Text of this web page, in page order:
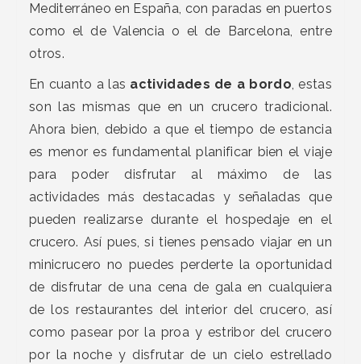
Mediterráneo en España, con paradas en puertos
como el de Valencia o el de Barcelona, entre
otros.
En cuanto a las actividades de a bordo, estas
son las mismas que en un crucero tradicional.
Ahora bien, debido a que el tiempo de estancia
es menor es fundamental planificar bien el viaje
para poder disfrutar al máximo de las
actividades más destacadas y señaladas que
pueden realizarse durante el hospedaje en el
crucero. Así pues, si tienes pensado viajar en un
minicrucero no puedes perderte la oportunidad
de disfrutar de una cena de gala en cualquiera
de los restaurantes del interior del crucero, así
como pasear por la proa y estribor del crucero
por la noche y disfrutar de un cielo estrellado